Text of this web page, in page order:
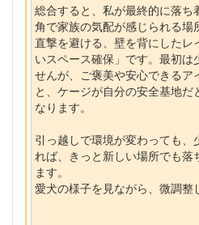
総合すると、私が最終的に落ち
角で家族の気配が感じられる場
直撃を避ける、壁を背にしたレ
いスペース確保」です。最初は
せんが、ご褒美や安心できるア
と、ケージが自分の安全基地だ
なります。
引っ越しで環境が変わっても
れば、きっと新しい場所でも落
ます。
愛犬の様子を見ながら、微調整